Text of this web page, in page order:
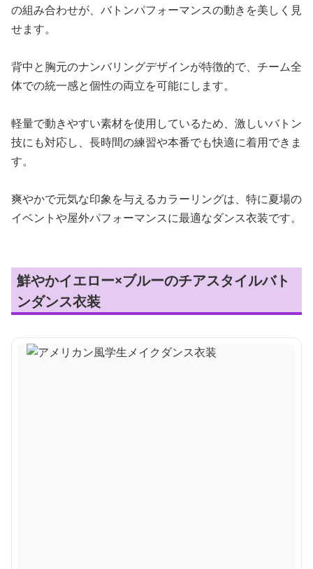
の組み合わせが、バトンパフォーマンスの動きを美しく見
せます。
背中と胸元のナンバリングデザインが特徴的で、チーム全
体での統一感と個性の両立を可能にします。
軽量で動きやすい素材を使用しているため、激しいバトン
技にも対応し、長時間の練習や本番でも快適に着用できま
す。
爽やかで元気な印象を与えるカラーリングは、特に夏場の
イベントや屋外パフォーマンスに最適なダンス衣装です。
鮮やかイエロー×ブルーのチアスタイルバト
ンダンス衣装